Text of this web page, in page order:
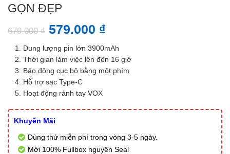
GỌN ĐẸP
679.000₫ 579.000 ₫
Dung lượng pin lớn 3900mAh
Thời gian làm việc lên đến 16 giờ
Báo động cục bộ bằng một phím
Hỗ trợ sạc Type-C
Hoạt động rảnh tay VOX
Khuyến Mãi
Dùng thử miễn phí trong vòng 3-5 ngày.
Mới 100% Fullbox nguyên Seal